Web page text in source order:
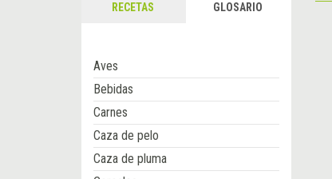
RECETAS GLOSARIO
Aves
Bebidas
Carnes
Caza de pelo
Caza de pluma